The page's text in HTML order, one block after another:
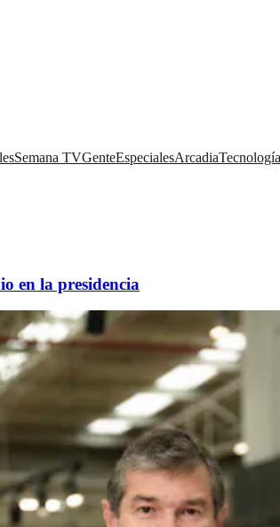
Semana TVGenteEspecialesArcadiaTecnología
en la presidencia